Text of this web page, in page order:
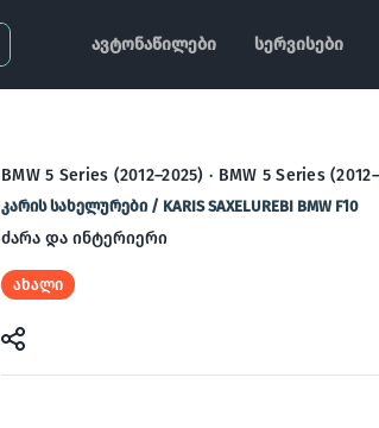
ავტონაწილები სერვისები
BMW 5 Series (2012–2025) · BMW 5 Series
კარის სახელურები / KARIS SAXELUREBI BMW F10
ძარა და ინტერიერი
ახალი